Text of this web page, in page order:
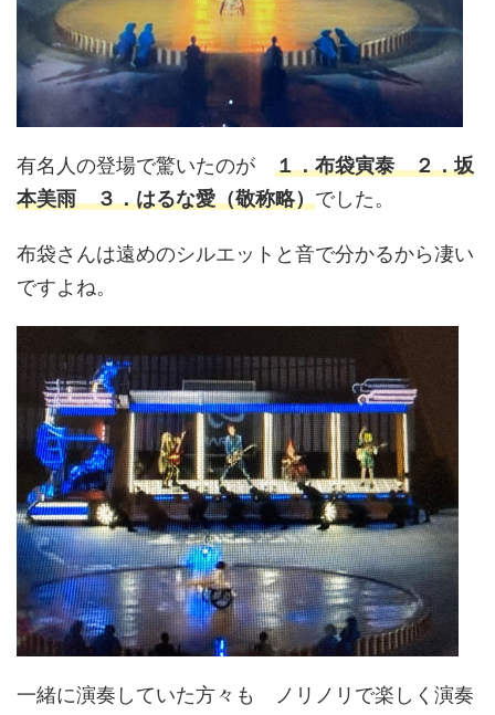
有名人の登場で驚いたのが １．布袋寅泰 ２．坂
本美雨 ３．はるな愛（敬称略）でした。
布袋さんは遠めのシルエットと音で分かるから凄い
ですよね。
一緒に演奏していた方々も ノリノリで楽しく演奏